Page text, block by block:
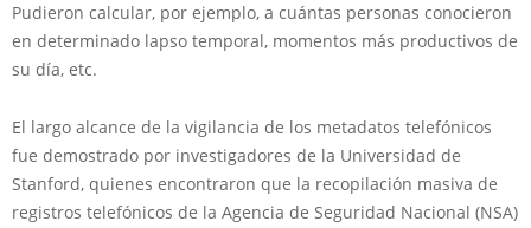
Pudieron calcular, por ejemplo, a cuántas personas conocieron
en determinado lapso temporal, momentos más productivos de
su día, etc.
El largo alcance de la vigilancia de los metadatos telefónicos
fue demostrado por investigadores de la Universidad de
Stanford, quienes encontraron que la recopilación masiva de
registros telefónicos de la Agencia de Seguridad Nacional (NSA)